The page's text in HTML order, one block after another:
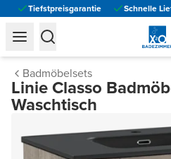
Tiefstpreisgarantie Schnelle
Badmöbelsets
Linie Classo
Waschtisch